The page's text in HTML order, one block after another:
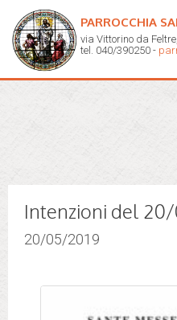
PARROCCHIA
via Vittorino da
tel. 040/390250 -
Intenzioni del
20/05/2019